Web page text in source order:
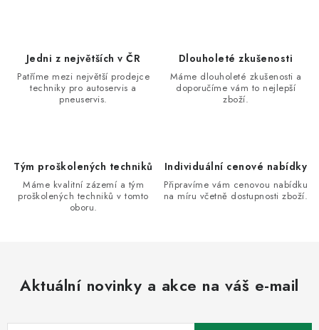
p
Jedni z největších v ČR
Patříme mezi největší prodejce
techniky pro autoservis a
pneuservis.
Dlouholeté zkušenosti
Máme dlouholeté zkušenosti a
doporučíme vám to nejlepší
zboží.
Tým proškolených techniků
Máme kvalitní zázemí a tým
proškolených techniků v tomto
oboru.
Individuální cenové nabídky
Připravíme vám cenovou nabídku
na míru včetně dostupnosti zboží.
Aktuální novinky a akce na váš e-mail